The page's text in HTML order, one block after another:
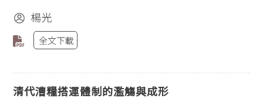
楊光
全文下載
清代漕糧搭運體制的濫觴與成形